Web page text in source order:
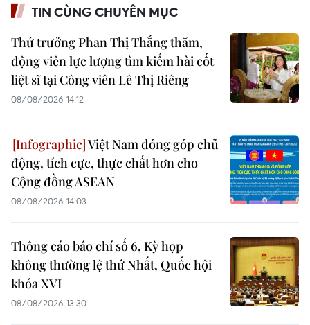
TIN CÙNG CHUYÊN MỤC
Thứ trưởng Phan Thị Thắng thăm,
động viên lực lượng tìm kiếm hài cốt
liệt sĩ tại Công viên Lê Thị Riêng
08/08/2026 14:12
Việt Nam đóng góp chủ
động, tích cực, thực chất hơn cho
Cộng đồng ASEAN
08/08/2026 14:03
Thông cáo báo chí số 6, Kỳ họp
không thường lệ thứ Nhất, Quốc hội
khóa XVI
08/08/2026 13:30